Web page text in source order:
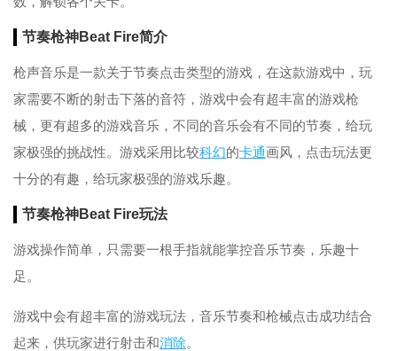
节奏枪神Beat Fire简介
枪声音乐是一款关于节奏点击类型的游戏，在这款游戏中，玩
家需要不断的射击下落的音符，游戏中会有超丰富的游戏枪
械，更有超多的游戏音乐，不同的音乐会有不同的节奏，给玩
家极强的挑战性。游戏采用比较科幻的卡通画风，点击玩法更
十分的有趣，给玩家极强的游戏乐趣。
节奏枪神Beat Fire玩法
游戏操作简单，只需要一根手指就能掌控音乐节奏，乐趣十
足。
游戏中会有超丰富的游戏玩法，音乐节奏和枪械点击成功结合
起来，供玩家进行射击和消除。